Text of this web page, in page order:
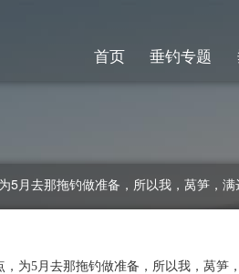
首页 垂钓专题
月去那拖钓做准备，所以我，莴笋，
为5月去那拖钓做准备，所以我，莴笋